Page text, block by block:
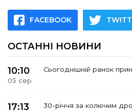
FACEBOOK
ОСТАННІ НОВИНИ
10:10
05 сер
Сьогоднішній ранок
17:13
30-річчя за колючим